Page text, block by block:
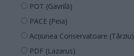
POT (Gavrilă)
PACE (Peia)
Acțiunea Conservatoare (Târziu)
PDF (Lazarus)